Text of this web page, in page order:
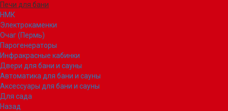
Печи для бани
НМК
Электрокаменки
Очаг (Пермь)
Парогенераторы
Инфракрасные кабинки
Двери для бани и сауны
Автоматика для бани и сауны
Аксессуары для бани и сауны
Для сада
Назад